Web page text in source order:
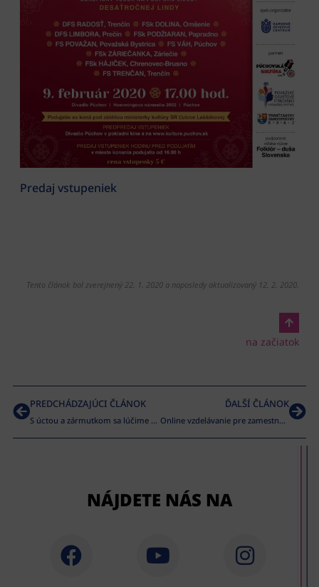
Predaj vstupeniek
Tento článok bol zverejnený 22. 1. 2020 a naposledy aktualizovaný 12. 2. 2020.
na začiatok
PREDCHÁDZAJÚCI ČLÁNOK
S úctou a zármutkom sa lúčime s našou kolegyňou Jankou Liptákovou (* 1943 – † 2019)
ĎALŠÍ ČLÁNOK
Online vzdelávanie pre zamestnancov v kultúre
NÁJDETE NÁS NA